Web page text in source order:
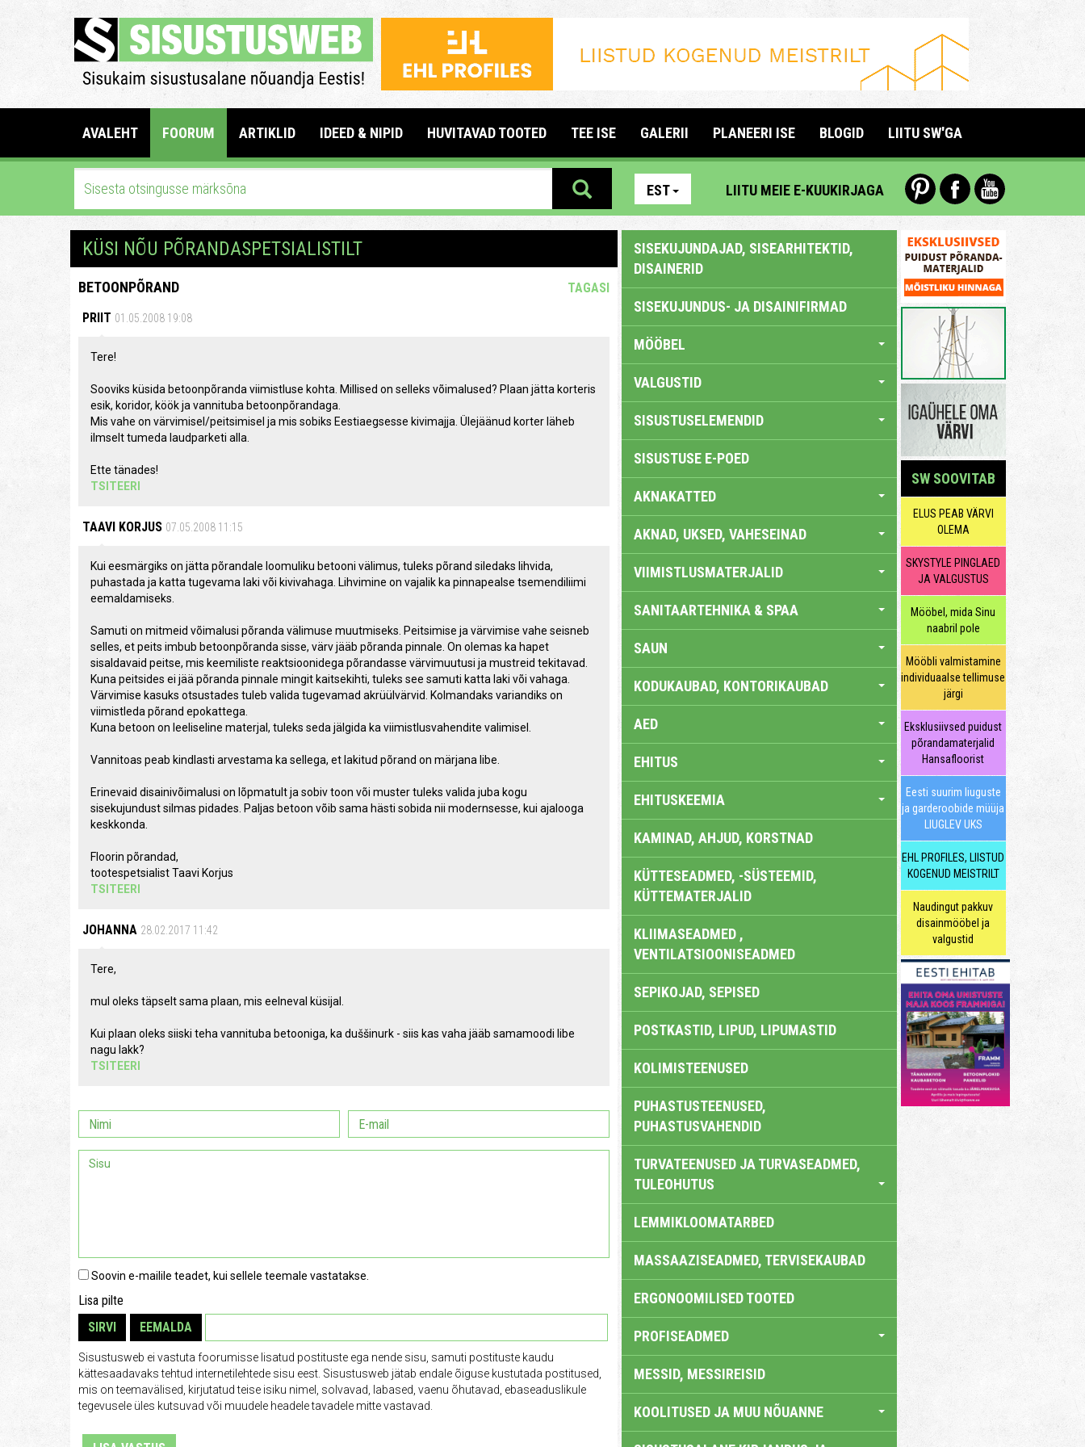
AVALEHT FOORUM ARTIKLID IDEED & NIPID HUVITAVAD TOOTED TEE ISE GALERII PLANEERI ISE BLOGID LIITU SW'GA
EST LIITU MEIE E-KUUKIRJAGA
KÜSI NÕU PÕRANDASPETSIALISTILT
BETOONPÕRAND
TAGASI
PRIIT 01.05.2008 19:08
Tere!
Sooviks küsida betoonpõranda viimistluse kohta. Millised on selleks võimalused? Plaan jätta korteris
esik, koridor, köök ja vannituba betoonpõrandaga.
Mis vahe on värvimisel/peitsimisel ja mis sobiks Eestiaegsesse kivimajja. Ülejäänud korter läheb
ilmselt tumeda laudparketi alla.
Ette tänades!
TSITEERI
TAAVI KORJUS 07.05.2008 11:15
Kui eesmärgiks on jätta põrandale loomuliku betooni välimus, tuleks põrand siledaks lihvida,
puhastada ja katta tugevama laki või kivivahaga. Lihvimine on vajalik ka pinnapealse tsemendiliimi
eemaldamiseks.
Samuti on mitmeid võimalusi põranda välimuse muutmiseks. Peitsimise ja värvimise vahe seisneb
selles, et peits imbub betoonpõranda sisse, värv jääb põranda pinnale. On olemas ka hapet
sisaldavaid peitse, mis keemiliste reaktsioonidega põrandasse värvimuutusi ja mustreid tekitavad.
Kuna peitsides ei jää põranda pinnale mingit kaitsekihti, tuleks see samuti katta laki või vahaga.
Värvimise kasuks otsustades tuleb valida tugevamad akrüülvärvid. Kolmandaks variandiks on
viimistleda põrand epokattega.
Kuna betoon on leeliseline materjal, tuleks seda jälgida ka viimistlusvahendite valimisel.
Vannitoas peab kindlasti arvestama ka sellega, et lakitud põrand on märjana libe.
Erinevaid disainivõimalusi on lõpmatult ja sobiv toon või muster tuleks valida juba kogu
sisekujundust silmas pidades. Paljas betoon võib sama hästi sobida nii modernsesse, kui ajalooga
keskkonda.
Floorin põrandad,
tootespetsialist Taavi Korjus
TSITEERI
JOHANNA 28.02.2017 11:42
Tere,
mul oleks täpselt sama plaan, mis eelneval küsijal.
Kui plaan oleks siiski teha vannituba betooniga, ka duššinurk - siis kas vaha jääb samamoodi libe
nagu lakk?
TSITEERI
Soovin e-mailile teadet, kui sellele teemale vastatakse.
Lisa pilte
SIRVI
EEMALDA
Sisustusweb ei vastuta foorumisse lisatud postituste ega nende sisu, samuti postituste kaudu
kättesaadavaks tehtud internetilehtede sisu eest. Sisustusweb jätab endale õiguse kustutada postitused,
mis on teemavälised, kirjutatud teise isiku nimel, solvavad, labased, vaenu õhutavad, ebaseaduslikule
tegevusele üles kutsuvad või muudele headele tavadele mitte vastavad.
SISEKUJUNDAJAD, SISEARHITEKTID,
DISAINERID
SISEKUJUNDUS- JA DISAINIFIRMAD
MÖÖBEL
VALGUSTID
SISUSTUSELEMENDID
SISUSTUSE E-POED
AKNAKATTED
AKNAD, UKSED, VAHESEINAD
VIIMISTLUSMATERJALID
SANITAARTEHNIKA & SPAA
SAUN
KODUKAUBAD, KONTORIKAUBAD
AED
EHITUS
EHITUSKEEMIA
KAMINAD, AHJUD, KORSTNAD
KÜTTESEADMED, -SÜSTEEMID,
KÜTTEMATERJALID
KLIIMASEADMED ,
VENTILATSIOONISEADMED
SEPIKOJAD, SEPISED
POSTKASTID, LIPUD, LIPUMASTID
KOLIMISTEENUSED
PUHASTUSTEENUSED,
PUHASTUSVAHENDID
TURVATEENUSED JA TURVASEADMED,
TULEOHUTUS
LEMMIKLOOMATARBED
MASSAAZISEADMED, TERVISEKAUBAD
ERGONOOMILISED TOOTED
PROFISEADMED
MESSID, MESSIREISID
KOOLITUSED JA MUU NÕUANNE
SW SOOVITAB
ELUS PEAB VÄRVI
OLEMA
SKYSTYLE PINGLAED
JA VALGUSTUS
Mööbel, mida Sinu
naabril pole
Mööbli valmistamine
individuaalse tellimuse
järgi
Eksklusiivsed puidust
põrandamaterjalid
Hansafloorist
Eesti suurim liuguste
ja garderoobide müüja
LIUGLEV UKS
EHL PROFILES, LIISTUD
KOGENUD MEISTRILT
Naudingut pakkuv
disainmööbel ja
valgustid